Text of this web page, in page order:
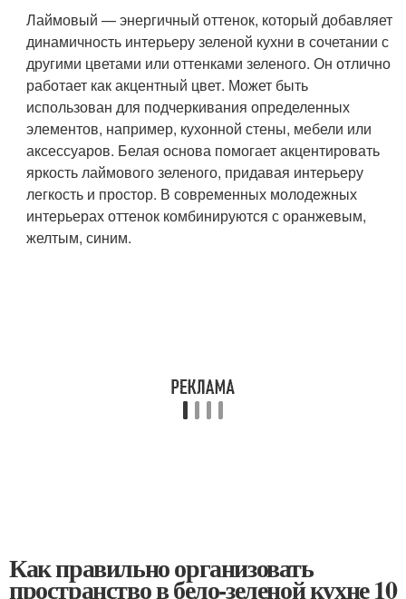
Лаймовый — энергичный оттенок, который добавляет
динамичность интерьеру зеленой кухни в сочетании с
другими цветами или оттенками зеленого. Он отлично
работает как акцентный цвет. Может быть
использован для подчеркивания определенных
элементов, например, кухонной стены, мебели или
аксессуаров. Белая основа помогает акцентировать
яркость лаймового зеленого, придавая интерьеру
легкость и простор. В современных молодежных
интерьерах оттенок комбинируются с оранжевым,
желтым, синим.
Как правильно организовать
пространство в бело-зеленой кухне 10